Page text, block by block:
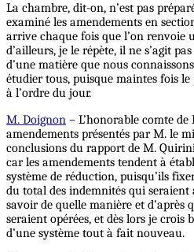
La chambre, dit-on, n’est pas
examiné les amendements en
arrive chaque fois que l’on renvoie
d’ailleurs, je le répète, il ne s’agit
d’une matière que nous
étudier tous, puisque maintes fois
à l’ordre du jour.
M. Doignon – L’honorable comte
amendements présentés par M. le
conclusions du rapport de M.
car les amendements tendent à
système de réduction, puisqu’ils
du total des indemnités qui seraient
savoir de quelle manière et d’après
seraient opérées, et dès lors je crois
d’une système tout à fait nouveau.